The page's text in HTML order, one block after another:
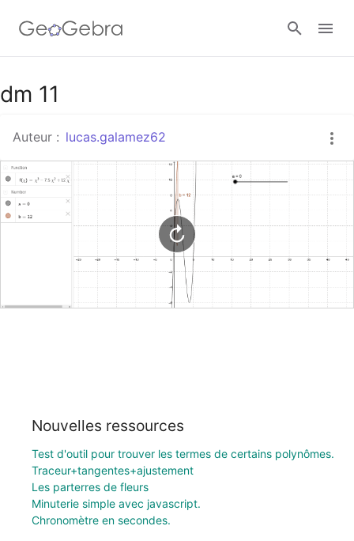
Google Classroom
Classe GeoGebra
Se connecter
dm 11
Auteur : lucas.galamez62
Nouvelles ressources
Test d'outil pour trouver les termes de certains polynômes.
Traceur+tangentes+ajustement
Les parterres de fleurs
Minuterie simple avec javascript.
Chronomètre en secondes.